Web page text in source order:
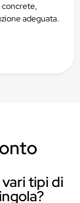
concrete,
adeguata.
tipi di